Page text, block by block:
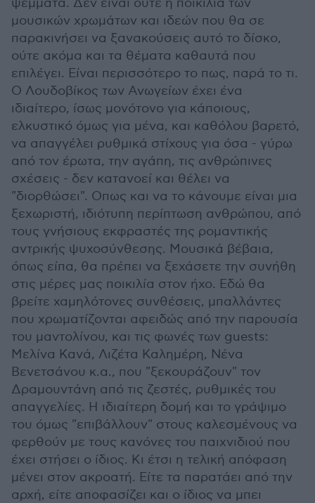
μουσικών χρωμάτων και ιδεών που θα σε
παρακινήσει να ξανακούσεις αυτό το δίσκο,
ούτε ακόμα και τα θέματα καθαυτά που
επιλέγει. Είναι περισσότερο το πως, παρά το τι.
Ο Λουδοβίκος των Ανωγείων έχει ένα
ιδιαίτερο, ίσως μονότονο για κάποιους,
ελκυστικό όμως για μένα, και καθόλου βαρετό,
να απαγγέλει ρυθμικά στίχους για όσα - γύρω
από τον έρωτα, την αγάπη, τις ανθρώπινες
σχέσεις - δεν κατανοεί και θέλει να
"διορθώσει". Οπως και να το κάνουμε είναι μια
ξεχωριστή, ιδιότυπη περίπτωση ανθρώπου, από
τους γνήσιους εκφραστές της ρομαντικής
αντρικής ψυχοσύνθεσης. Μουσικά βέβαια,
όπως είπα, θα πρέπει να ξεχάσετε την συνήθη
στις μέρες μας ποικιλία στον ήχο. Εδώ θα
βρείτε χαμηλότονες συνθέσεις, μπαλλάντες
που χρωματίζονται αφειδώς από την παρουσία
του μαντολίνου, και τις φωνές των guests:
Μελίνα Κανά, Λιζέτα Καλημέρη, Νένα
Βενετσάνου κ.α., που "ξεκουράζουν" τον
Δραμουντάνη από τις ζεστές, ρυθμικές του
απαγγελίες. Η ιδιαίτερη δομή και το γράψιμο
του όμως "επιβάλλουν" στους καλεσμένους να
φερθούν με τους κανόνες του παιχνιδιού που
έχει στήσει ο ίδιος. Κι έτσι η τελική απόφαση
μένει στον ακροατή. Είτε τα παρατάει από την
αρχή, είτε αποφασίζει και ο ίδιος να μπει